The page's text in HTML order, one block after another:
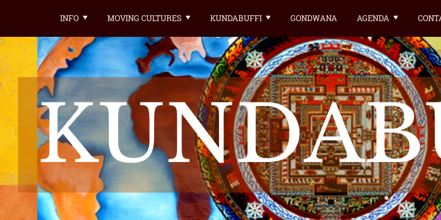
INFO MOVING CULTURES KUNDABUFFI GONDWANA AGENDA